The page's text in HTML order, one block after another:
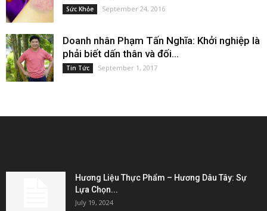
Sức Khỏe September 24, 2016
Doanh nhân Phạm Tấn Nghĩa: Khởi nghiệp là
phải biết dấn thân và đối...
Tin Tức September 1, 2017
Hương Liệu Thực Phẩm – Hương Dâu Tây: Sự
Lựa Chọn...
July 19, 2024